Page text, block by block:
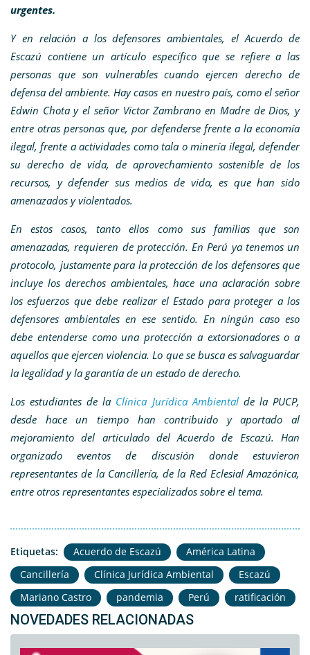
urgentes.
Y en relación a los defensores ambientales, el Acuerdo de
Escazú contiene un artículo específico que se refiere a las
personas que son vulnerables cuando ejercen derecho de
defensa del ambiente. Hay casos en nuestro país, como el señor
Edwin Chota y el señor Victor Zambrano en Madre de Dios, y
entre otras personas que, por defenderse frente a la economía
ilegal, frente a actividades como tala o minería ilegal, defender
su derecho de vida, de aprovechamiento sostenible de los
recursos, y defender sus medios de vida, es que han sido
amenazados y violentados.
En estos casos, tanto ellos como sus familias que son
amenazadas, requieren de protección. En Perú ya tenemos un
protocolo, justamente para la protección de los defensores que
incluye los derechos ambientales, hace una aclaración sobre
los esfuerzos que debe realizar el Estado para proteger a los
defensores ambientales en ese sentido. En ningún caso eso
debe entenderse como una protección a extorsionadores o a
aquellos que ejercen violencia. Lo que se busca es salvaguardar
la legalidad y la garantía de un estado de derecho.
Los estudiantes de la Clínica Jurídica Ambientalde la PUCP,
desde hace un tiempo han contribuido y aportado al
mejoramiento del articulado del Acuerdo de Escazú. Han
organizado eventos de discusión donde estuvieron
representantes de la Cancillería, de la Red Eclesial Amazónica,
entre otros representantes especializados sobre el tema.
Etiquetas: Acuerdo de Escazú
América Latina
Cancillería
Clínica Jurídica Ambiental
Escazú
Mariano Castro
pandemia Perú ratificación
NOVEDADES RELACIONADAS